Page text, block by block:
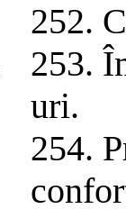
252.
253.
uri.
254.